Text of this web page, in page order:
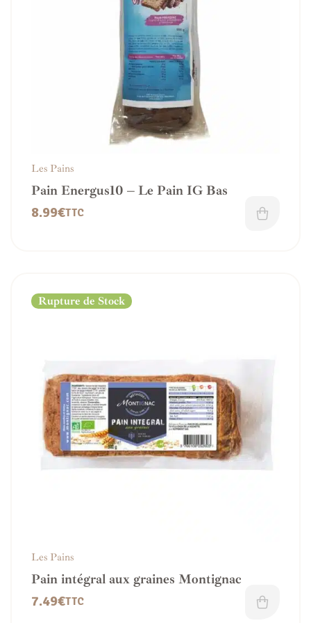
Les Pains
Pain Energus10 – Le Pain IG Bas
8.99€TTC
Rupture de Stock
Les Pains
Pain intégral aux graines Montignac
7.49€TTC